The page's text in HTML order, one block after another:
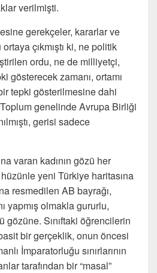
verilmişti.
gerekçeler, kararlar ve
çıkmıştı ki, ne politik
ordu, ne de milliyetçi,
gösterecek zamanı, ortamı
tepki gösterilmesine dahi
genelinde Avrupa Birliği
gerisi sadece
varan kadının gözü her
yeni Türkiye haritasına
resmedilen AB bayrağı,
yapmış olmakla gururlu,
gözüne. Sınıftaki öğrencilerin
bir gerçeklik, onun öncesi
İmparatorluğu sınırlarının
tarafından bir “masal”